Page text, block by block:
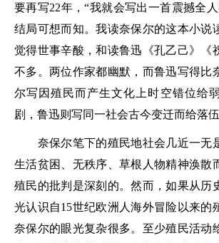
要再写22年，“我就会写出一首震撼全
结局可想而知。我读奈保尔的这本小说
觉得世事辛酸，和读鲁迅《孔乙己》《
不多。两位作家都幽默，而鲁迅写得比
尔写因殖民而产生文化上时空错位给
剧，鲁迅则写同一社会古今变迁而给落
奈保尔笔下的殖民地社会几近一无是
生活贫困、无秩序、草根人物精神涣散
殖民的批判是深刻的。然而，如果从历
光认识自15世纪欧洲人海外冒险以来的
奈保尔的眼光复杂很多。至少殖民活动